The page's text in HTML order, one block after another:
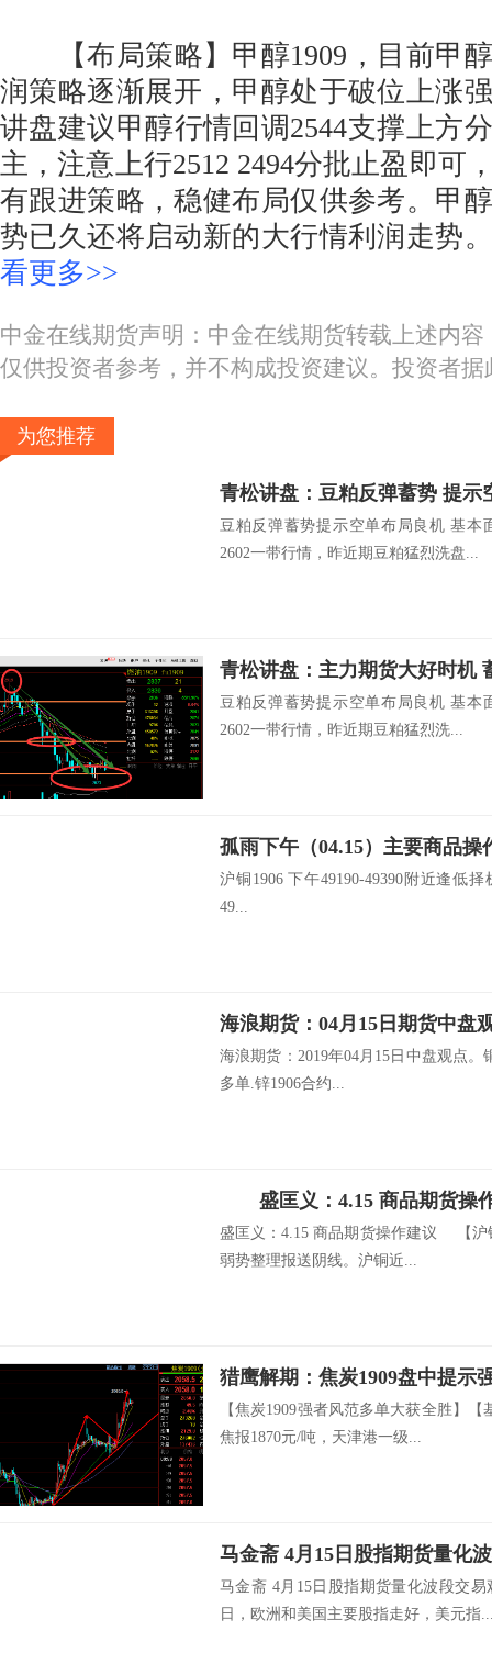
【布局策略】甲醇1909，目前甲
润策略逐渐展开，甲醇处于破位上涨
讲盘建议甲醇行情回调2544支撑上方
主，注意上行2512 2494分批止盈即可
有跟进策略，稳健布局仅供参考。甲
势已久还将启动新的大行情利润走势
看更多>>
中金在线期货声明：中金在线期货转载上述内
仅供投资者参考，并不构成投资建议。投资者
为您推荐
青松讲盘：豆粕反弹蓄势 提示
豆粕反弹蓄势提示空单布局良机 基本
2602一带行情，昨近期豆粕猛烈洗盘...
青松讲盘：主力期货大好时机
豆粕反弹蓄势提示空单布局良机 基本
2602一带行情，昨近期豆粕猛烈洗...
孤雨下午（04.15）主要商品操
沪铜1906 下午49190-49390附近逢低
49...
海浪期货：04月15日期货中盘
海浪期货：2019年04月15日中盘观点。
多单.锌1906合约...
盛匡义：4.15 商品期货操
盛匡义：4.15 商品期货操作建议 【沪
弱势整理报送阴线。沪铜近...
猎鹰解期：焦炭1909盘中提示
【焦炭1909强者风范多单大获全胜】
焦报1870元/吨，天津港一级...
马金斋 4月15日股指期货量化
马金斋 4月15日股指期货量化波段交
日，欧洲和美国主要股指走好，美元指